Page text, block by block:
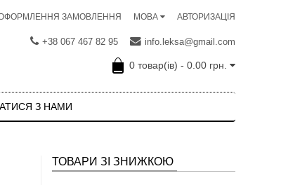
АВТОРИЗАЦІЯ
ЗАМОВЛЕННЯ МОВА
+38 067 467 82 95 info.leksa@gmail.com
0 товар(ів) - 0.00 грн.
З НАМИ
ТОВАРИ ЗІ ЗНИЖКОЮ